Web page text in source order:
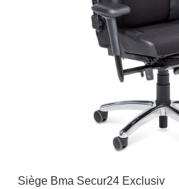
Siège Bma Secur24 Exclusiv